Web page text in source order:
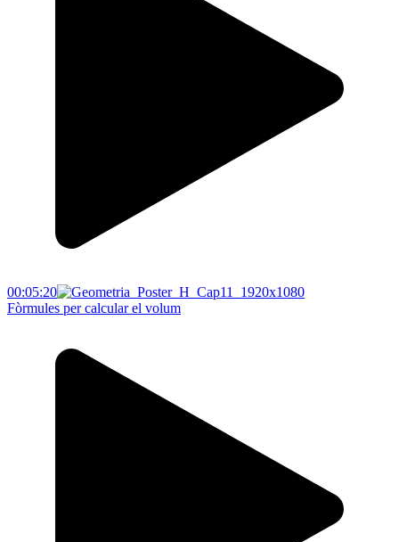
00:05:20
Fòrmules per calcular el volum